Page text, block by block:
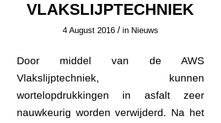
VLAKSLIJPTECHNIEK
4 August 2016 / in Nieuws
Door middel van de AWS
Vlakslijptechniek, kunnen
wortelopdrukkingen in asfalt zeer
nauwkeurig worden verwijderd. Na het